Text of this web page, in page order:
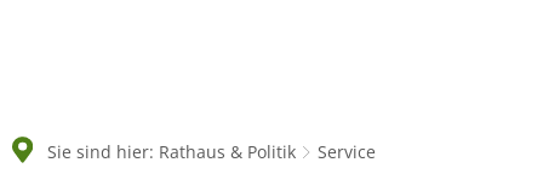
Sie sind hier: Rathaus & Politik
Service